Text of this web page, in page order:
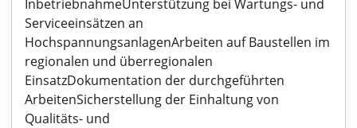
InbetriebnahmeUnterstützung bei Wartungs- und
Serviceeinsätzen an
HochspannungsanlagenArbeiten auf Baustellen im
regionalen und überregionalen
EinsatzDokumentation der durchgeführten
ArbeitenSicherstellung der Einhaltung von
Qualitäts- und